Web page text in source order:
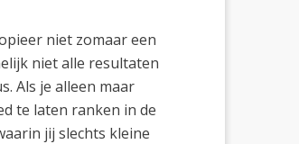
niet zomaar een
niet alle resultaten
Als je alleen maar
te laten ranken in de
jij slechts kleine